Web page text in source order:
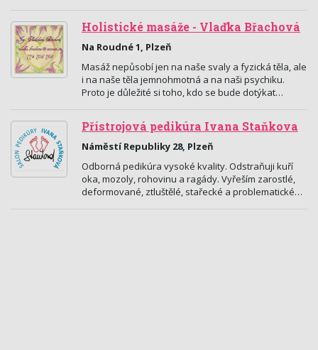
Holistické masáže - Vlaďka Břachová
Na Roudné 1, Plzeň
Masáž nepůsobí jen na naše svaly a fyzická těla, ale
i na naše těla jemnohmotná a na naši psychiku.
Proto je důležité si toho, kdo se bude dotýkat…
Přístrojová pedikúra Ivana Staňkova
Náměstí Republiky 28, Plzeň
Odborná pedikúra vysoké kvality. Odstraňuji kuří
oka, mozoly, rohovinu a ragády. Vyřeším zarostlé,
deformované, ztluštělé, stařecké a problematické…